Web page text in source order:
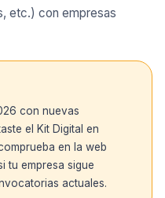
etc.) con empresas
con nuevas
el Kit Digital en
en la web
tu empresa sigue
actuales.